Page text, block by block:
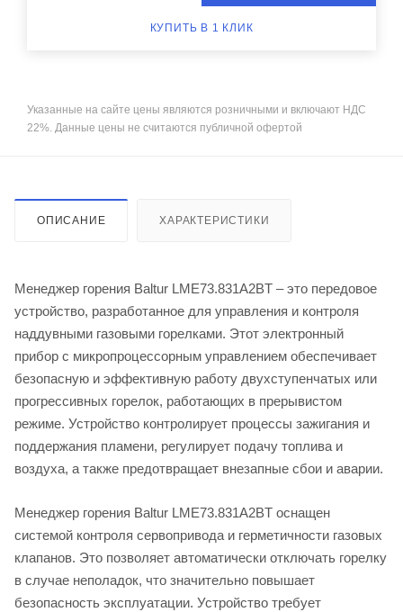
КУПИТЬ В 1 КЛИК
Указанные на сайте цены являются розничными и включают НДС
22%. Данные цены не считаются публичной офертой
ОПИСАНИЕ ХАРАКТЕРИСТИКИ
Менеджер горения Baltur LME73.831A2BT – это передовое
устройство, разработанное для управления и контроля
наддувными газовыми горелками. Этот электронный
прибор с микропроцессорным управлением обеспечивает
безопасную и эффективную работу двухступенчатых или
прогрессивных горелок, работающих в прерывистом
режиме. Устройство контролирует процессы зажигания и
поддержания пламени, регулирует подачу топлива и
воздуха, а также предотвращает внезапные сбои и аварии.
Менеджер горения Baltur LME73.831A2BT оснащен
системой контроля сервопривода и герметичности газовых
клапанов. Это позволяет автоматически отключать горелку
в случае неполадок, что значительно повышает
безопасность эксплуатации. Устройство требует